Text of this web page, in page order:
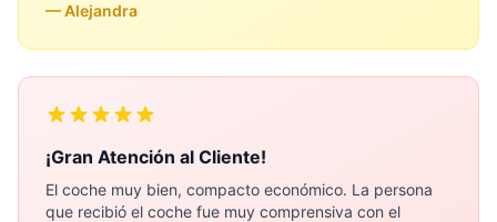
— Alejandra
¡Gran Atención al Cliente!
El coche muy bien, compacto económico. La persona
que recibió el coche fue muy comprensiva con el